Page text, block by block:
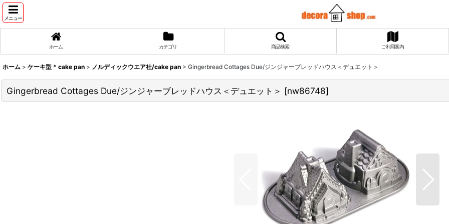
メニュー
ホーム カテゴリ 商品検索 ご利用案内
ホーム > ケーキ型 * cake pan > ノルディックウエア社/cake pan > Gingerbread Cottages Due/ジンジャーブレッドハウス＜デュエット＞
Gingerbread Cottages Due/ジンジャーブレッドハウス＜デュエット＞ [nw86748]